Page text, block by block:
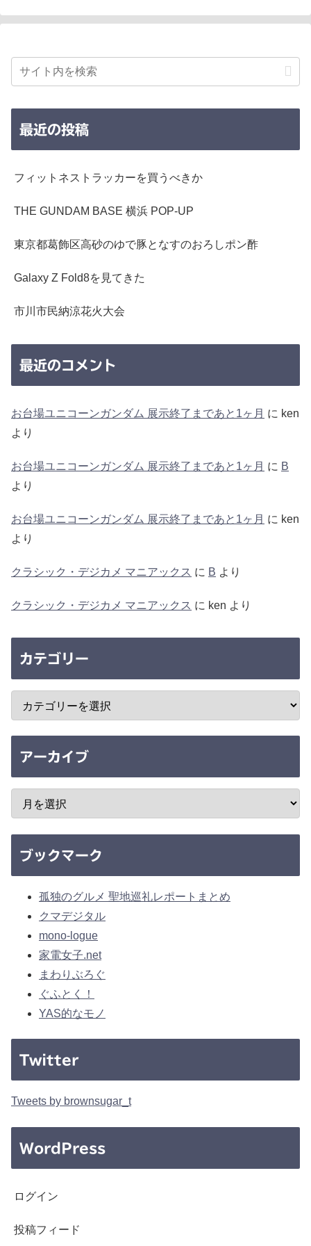
最近の投稿
フィットネストラッカーを買うべきか
THE GUNDAM BASE 横浜 POP-UP
東京都葛飾区高砂のゆで豚となすのおろしポン酢
Galaxy Z Fold8を見てきた
市川市民納涼花火大会
最近のコメント
お台場ユニコーンガンダム 展示終了まであと1ヶ月 に ken
より
お台場ユニコーンガンダム 展示終了まであと1ヶ月 に B
より
お台場ユニコーンガンダム 展示終了まであと1ヶ月 に ken
より
クラシック・デジカメ マニアックス に B より
クラシック・デジカメ マニアックス に ken より
カテゴリー
アーカイブ
ブックマーク
孤独のグルメ 聖地巡礼レポートまとめ
クマデジタル
mono-logue
家電女子.net
まわりぶろぐ
ぐふとく！
YAS的なモノ
Twitter
Tweets by brownsugar_t
WordPress
ログイン
投稿フィード